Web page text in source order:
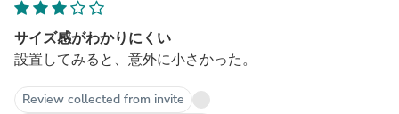
サイズ感がわかりにくい
設置してみると、意外に小さかった。
Review collected from invite